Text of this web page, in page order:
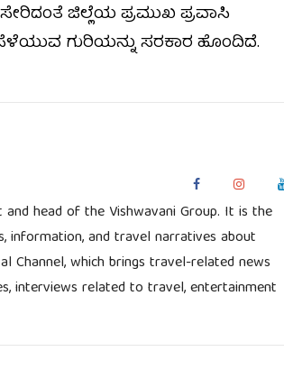
ಜಿಲ್ಲೆಯ ಪ್ರಮುಖ ಪ್ರವಾಸಿ
ಗುರಿಯನ್ನು ಸರಕಾರ ಹೊಂದಿದೆ.
head of the Vishwavani Group. It is the
information, and travel narratives about
Channel, which brings travel-related news
interviews related to travel, entertainment